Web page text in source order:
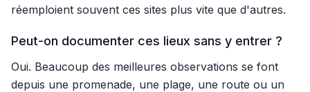
réemploient souvent ces sites plus vite que d'autres.
Peut-on documenter ces lieux sans y entrer ?
Oui. Beaucoup des meilleures observations se font
depuis une promenade, une plage, une route ou un